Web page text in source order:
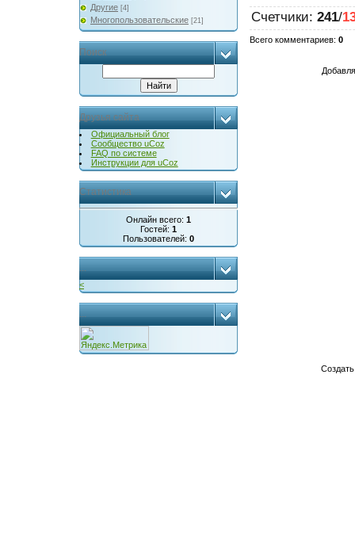
Другие [4]
Многопользовательские [21]
Поиск
Друзья сайта
Официальный блог
Сообщество uCoz
FAQ по системе
Инструкции для uCoz
Статистика
Онлайн всего: 1
Гостей: 1
Пользователей: 0
...
<
...
Счетчики: 241/
Всего комментариев: 0